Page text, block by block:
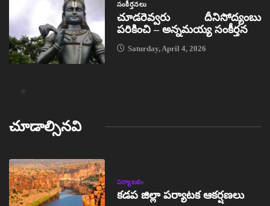
సంకీర్తనలు
చూడరెవ్వరు దీనిసోద్యంబు
పరికించి – అన్నమయ్య సంకీర్తన
Saturday, April 4, 2026
చూడాల్సినవి
పర్యాటకం
కడప జిల్లా పర్యాటక ఆకర్షణలు